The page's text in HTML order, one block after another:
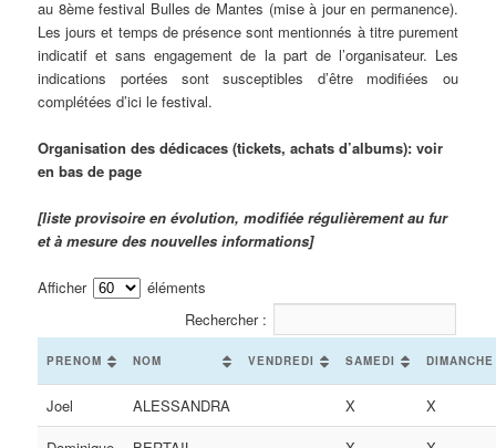
au 8ème festival Bulles de Mantes (mise à jour en permanence).
Les jours et temps de présence sont mentionnés à titre purement
indicatif et sans engagement de la part de l’organisateur. Les
indications portées sont susceptibles d’être modifiées ou
complétées d’ici le festival.
Organisation des dédicaces (tickets, achats d’albums): voir
en bas de page
[liste provisoire en évolution, modifiée régulièrement au fur
et à mesure des nouvelles informations]
Afficher
éléments
Rechercher :
PRENOM NOM VENDREDI SAMEDI DIMANCHE
Joel ALESSANDRA X
X